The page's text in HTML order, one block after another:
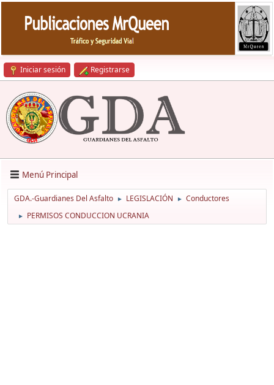
Iniciar sesión Registrarse
Menú Principal
GDA.-Guardianes Del Asfalto ► LEGISLACIÓN ► Conductores
► PERMISOS CONDUCCION UCRANIA